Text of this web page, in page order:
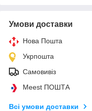
Умови доставки
Нова Пошта
Укрпошта
Самовивіз
Meest ПОШТА
Всі умови доставки